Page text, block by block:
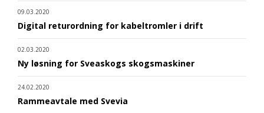
09.03.2020
Digital returordning for kabeltromler i drift
02.03.2020
Ny løsning for Sveaskogs skogsmaskiner
24.02.2020
Rammeavtale med Svevia